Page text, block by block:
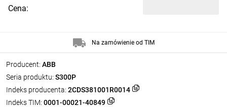
Producent: ABB
Seria produktu: S300P
Indeks producenta: 2CDS381001R0014
Indeks TIM: 0001-00021-40849
Cena:
Na zamówienie od TIM